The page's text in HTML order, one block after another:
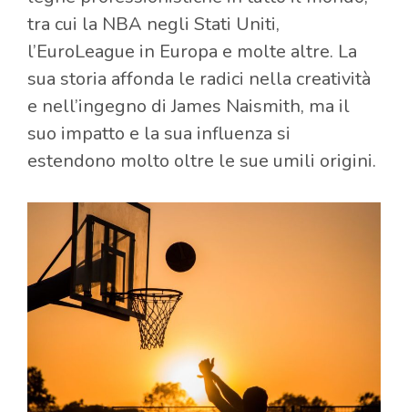
tra cui la NBA negli Stati Uniti,
l’EuroLeague in Europa e molte altre. La
sua storia affonda le radici nella creatività
e nell’ingegno di James Naismith, ma il
suo impatto e la sua influenza si
estendono molto oltre le sue umili origini.